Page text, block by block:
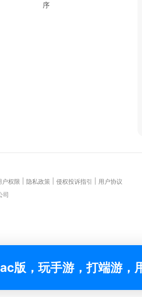
序
户权限 隐私政策 侵权投诉指引
用户协议
司
版，玩手游，打端游，